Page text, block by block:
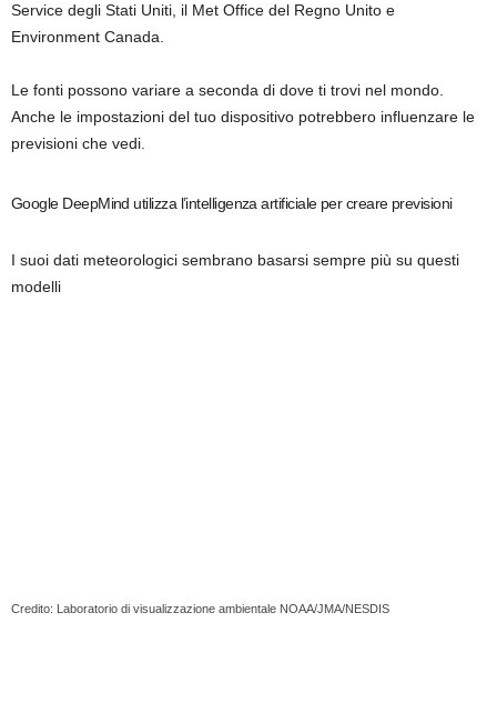
Service degli Stati Uniti, il Met Office del Regno Unito e
Environment Canada.
Le fonti possono variare a seconda di dove ti trovi nel mondo.
Anche le impostazioni del tuo dispositivo potrebbero influenzare le
previsioni che vedi.
Google DeepMind utilizza l’intelligenza artificiale per creare previsioni
I suoi dati meteorologici sembrano basarsi sempre più su questi
modelli
Credito: Laboratorio di visualizzazione ambientale NOAA/JMA/NESDIS